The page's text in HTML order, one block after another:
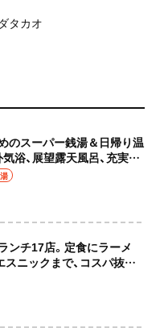
タカオ
のスーパー銭湯＆日帰り温
浴、展望露天風呂、充実の
ンチ17店。定食にラーメ
スニックまで、コスパ抜群
網羅してご紹介！